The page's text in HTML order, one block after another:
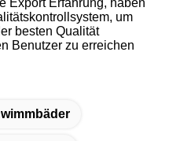
Export Erfahrung, haben
um
besten Qualität
Benutzer zu erreichen